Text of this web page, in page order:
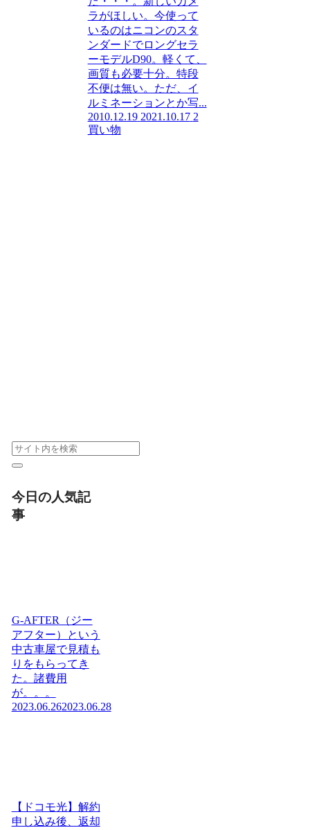
ラがほしい。今使って
いるのはニコンのスタ
ンダードでロングセラ
ーモデルD90。軽くて、
画質も必要十分。特段
不便は無い。ただ、イ
ルミネーションとか写...
2010.12.19 2021.10.17 2
買い物
今日の人気記
事
G-AFTER（ジー
アフター）という
中古車屋で見積も
りをもらってき
た。諸費用
が。。。
2023.06.262023.06.28
【ドコモ光】解約
申し込み後、返却